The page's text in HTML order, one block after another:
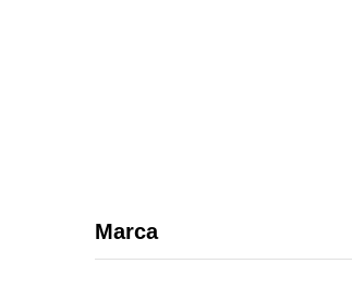
Marca